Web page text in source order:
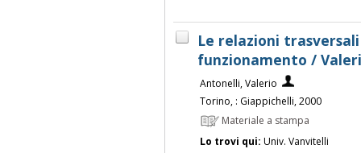
Le relazioni
funzionamento /
Antonelli, Valerio
Torino, : Giappichelli, 2000
Materiale a stampa
Lo trovi qui: Univ. Vanvitelli